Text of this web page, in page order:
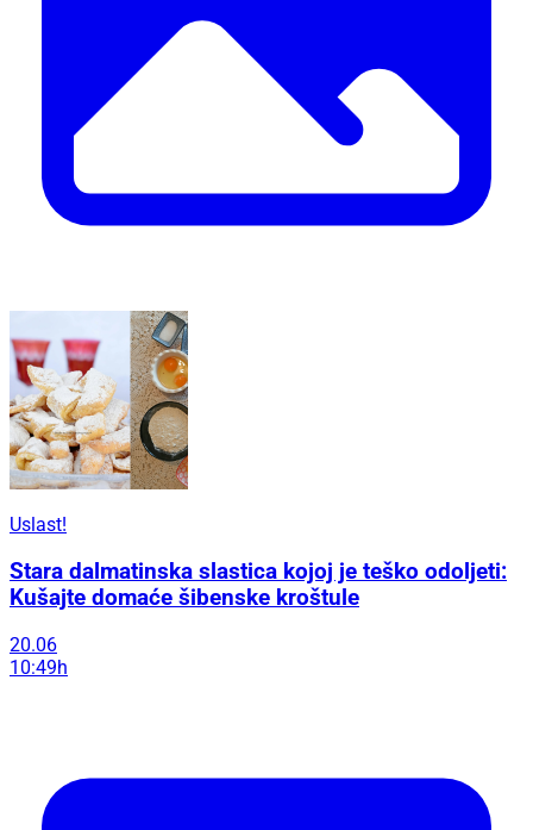
Uslast!
Stara dalmatinska slastica kojoj je teško odoljeti:
Kušajte domaće šibenske kroštule
20.06
10:49h